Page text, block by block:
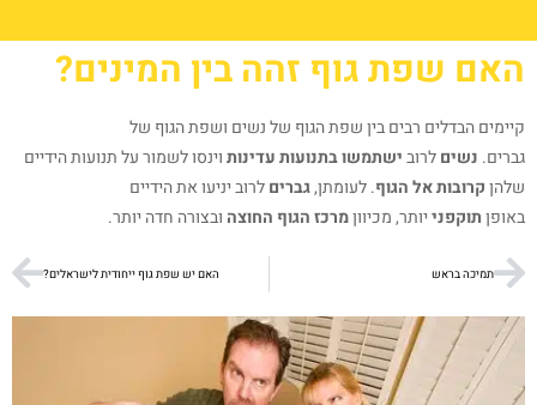
האם שפת גוף זהה בין המינים?
קיימים הבדלים רבים בין שפת הגוף של נשים ושפת הגוף של
גברים. נשיםלרובישתמשו בתנועות עדינותוינסו לשמור על תנועות הידיים
שלהןקרובות אל הגוף. לעומתן,גבריםלרוב יניעו את הידיים
באופןתוקפנייותר, מכיווןמרכז הגוף החוצה ובצורה חדה יותר.
תמיכה בראש האם יש שפת גוף ייחודית לישראלים?